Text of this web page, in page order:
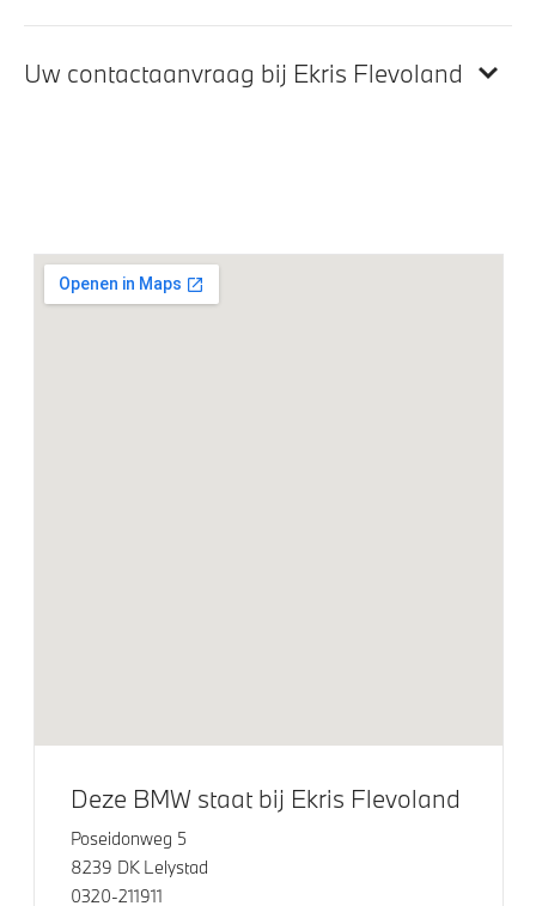
Scheidingsnet tussen bagageruimte en achterbank
BMW Individual dashboard met leder bekleed
Handbediende zonneschermen voor
22 inch BMW Individual Multispaak (styling 745 I)
Bicolor
Dakdraagsysteem M Hoogglans Shadow Line
Uw contactaanvraag bij Ekris Flevoland
Deze BMW staat bij Ekris Flevoland
Poseidonweg 5
8239 DK Lelystad
0320-211911